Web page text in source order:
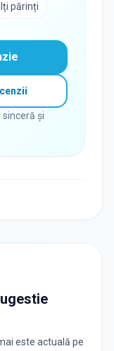
părinți
și
este actuală pe